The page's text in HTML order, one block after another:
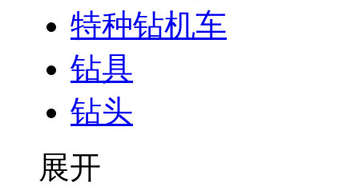
特种钻机车
钻具
钻头
展开